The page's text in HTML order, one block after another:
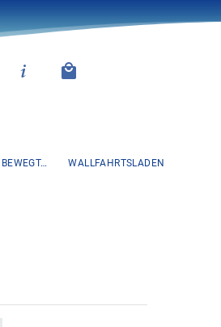
WALLFAHRTSLADEN